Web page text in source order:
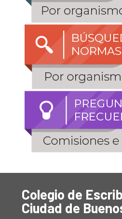
Colegio de
Ciudad de